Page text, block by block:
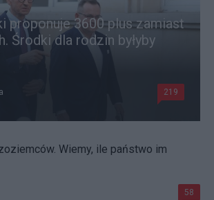
proponuje 3600 plus zamiast
Środki dla rodzin byłyby
219
Wiemy, ile państwo im
58